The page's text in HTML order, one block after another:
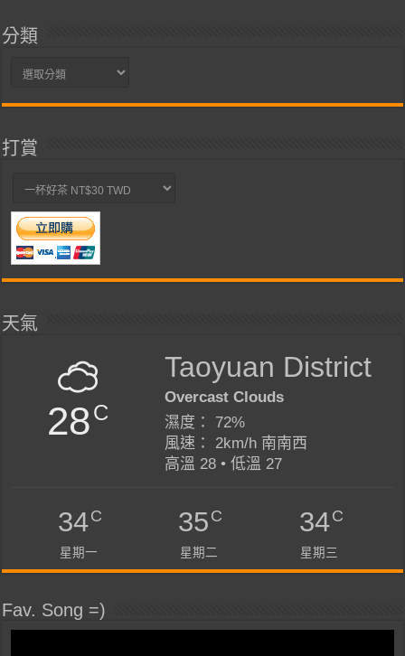
分類
分
打賞
天氣
28C
Taoyuan District
Overcast Clouds
濕度： 72%
風速： 2km/h 南南西
高溫 28 • 低溫 27
34C
星期一
35C
星期二
34C
星期三
Fav. Song =)